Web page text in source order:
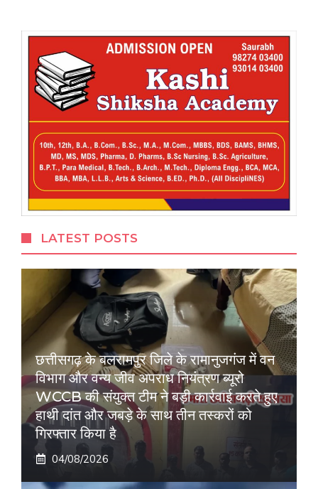
LATEST POSTS
छत्तीसगढ़ के बलरामपुर जिले के रामानुजगंज में वन
विभाग और वन्य जीव अपराध नियंत्रण ब्यूरो
WCCB की संयुक्त टीम ने बड़ी कार्रवाई करते हुए
हाथी दांत और जबड़े के साथ तीन तस्करों को
गिरफ्तार किया है
04/08/2026